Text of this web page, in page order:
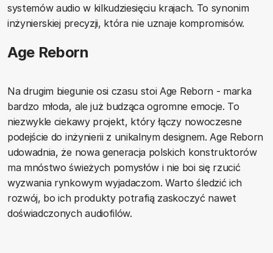
systemów audio w kilkudziesięciu krajach. To synonim
inżynierskiej precyzji, która nie uznaje kompromisów.
Age Reborn
Na drugim biegunie osi czasu stoi Age Reborn - marka
bardzo młoda, ale już budząca ogromne emocje. To
niezwykle ciekawy projekt, który łączy nowoczesne
podejście do inżynierii z unikalnym designem. Age Reborn
udowadnia, że nowa generacja polskich konstruktorów
ma mnóstwo świeżych pomysłów i nie boi się rzucić
wyzwania rynkowym wyjadaczom. Warto śledzić ich
rozwój, bo ich produkty potrafią zaskoczyć nawet
doświadczonych audiofilów.